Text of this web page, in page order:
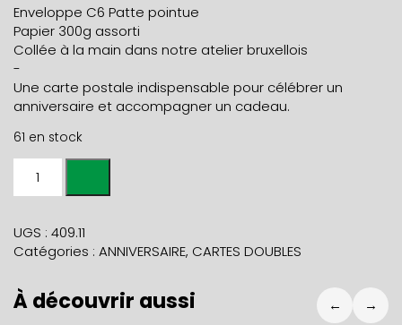
Enveloppe C6 Patte pointue
Papier 300g assorti
Collée à la main dans notre atelier bruxellois
-
Une carte postale indispensable pour célébrer un
anniversaire et accompagner un cadeau.
61 en stock
BIRTHDAY
CONFETTIS
sur
UGS : 409.11
Catégories : ANNIVERSAIRE, CARTES DOUBLES
À découvrir aussi ← →